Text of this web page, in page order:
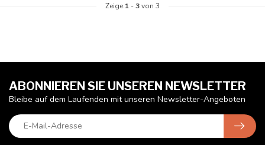
Zeige 1 -3von 3
ABONNIEREN SIE UNSEREN NEWSLETTER
Bleibe auf dem Laufenden mit unseren Newsletter-Angeboten